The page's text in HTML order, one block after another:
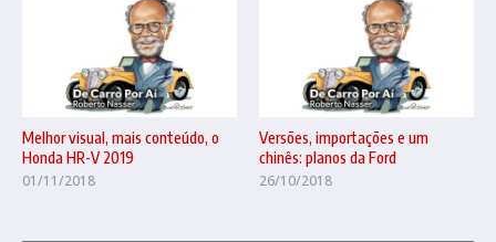
Melhor visual, mais conteúdo, o
Honda HR-V 2019
01/11/2018
Versões, importações e um
chinês: planos da Ford
26/10/2018